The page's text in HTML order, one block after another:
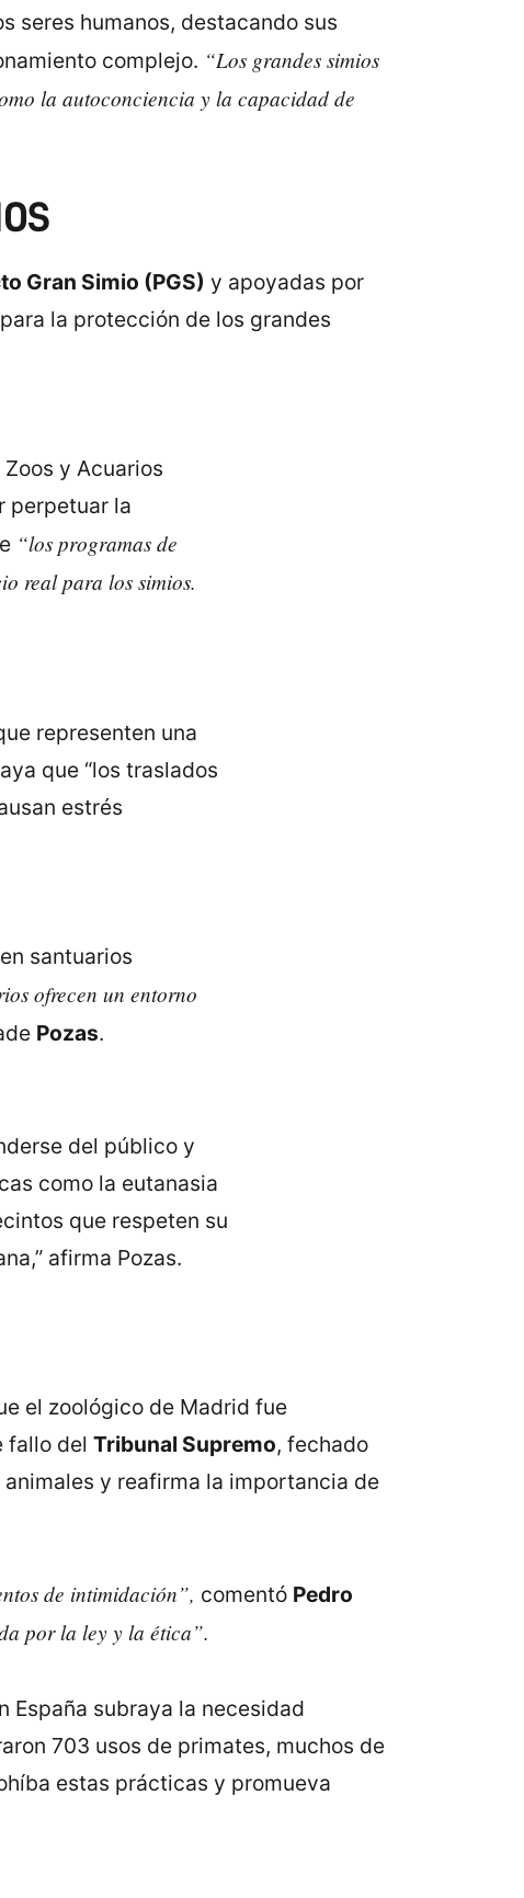
seres humanos, destacando sus
complejo. “Los grandes simios
la autoconciencia y la capacidad de
Gran Simio (PGS) y apoyadas por
la protección de los grandes
y Acuarios
perpetuar la
“los programas de
real para los simios.
representen una
que “los traslados
estrés
santuarios
ofrecen un entorno
Pozas.
del público y
como la eutanasia
que respeten su
afirma Pozas.
el zoológico de Madrid fue
fallo del Tribunal Supremo, fechado
y reafirma la importancia de
de intimidación”, comentó Pedro
por la ley y la ética”.
España subraya la necesidad
703 usos de primates, muchos de
estas prácticas y promueva